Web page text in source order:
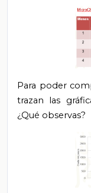
Para poder
trazan las
¿Qué observas?